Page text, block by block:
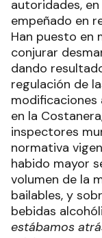
autoridades,
empeñado en
Han puesto en
conjurar
dando
regulación de
en la
inspectores
normativa
habido mayor
volumen de la
bailables, y
bebidas
estábamos